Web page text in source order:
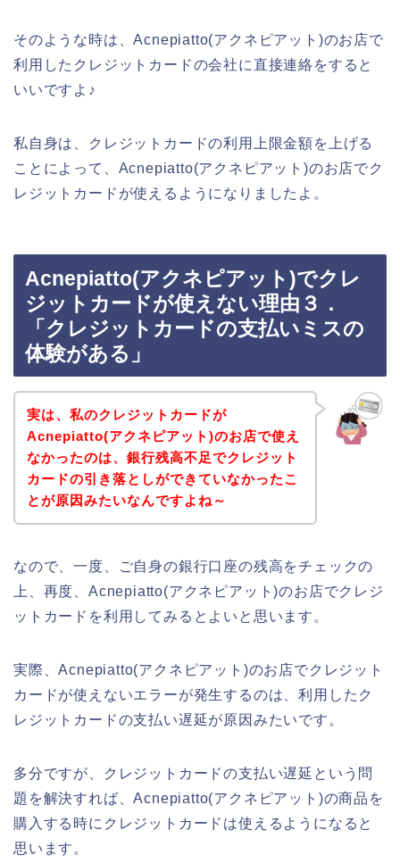
そのような時は、Acnepiatto(アクネピアット)のお店で
利用したクレジットカードの会社に直接連絡をすると
いいですよ♪
私自身は、クレジットカードの利用上限金額を上げる
ことによって、Acnepiatto(アクネピアット)のお店でク
レジットカードが使えるようになりましたよ。
Acnepiatto(アクネピアット)でクレ
ジットカードが使えない理由３．
「クレジットカードの支払いミスの
体験がある」
実は、私のクレジットカードが
Acnepiatto(アクネピアット)のお店で使え
なかったのは、銀行残高不足でクレジット
カードの引き落としができていなかったこ
とが原因みたいなんですよね～
なので、一度、ご自身の銀行口座の残高をチェックの
上、再度、Acnepiatto(アクネピアット)のお店でクレジ
ットカードを利用してみるとよいと思います。
実際、Acnepiatto(アクネピアット)のお店でクレジット
カードが使えないエラーが発生するのは、利用したク
レジットカードの支払い遅延が原因みたいです。
多分ですが、クレジットカードの支払い遅延という問
題を解決すれば、Acnepiatto(アクネピアット)の商品を
購入する時にクレジットカードは使えるようになると
思います。